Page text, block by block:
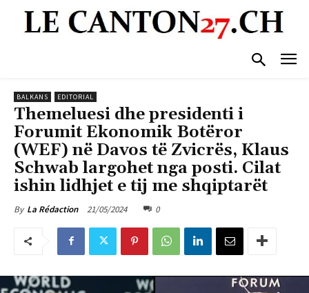
BALKANS EDITORIAL
Themeluesi dhe presidenti i
Forumit Ekonomik Botëror
(WEF) në Davos të Zvicrës, Klaus
Schwab largohet nga posti. Cilat
ishin lidhjet e tij me shqiptarët
By La Rédaction 21/05/2024 0